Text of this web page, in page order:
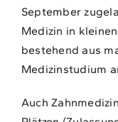
September
Medizin in
bestehend aus
Medizinstudium
Auch